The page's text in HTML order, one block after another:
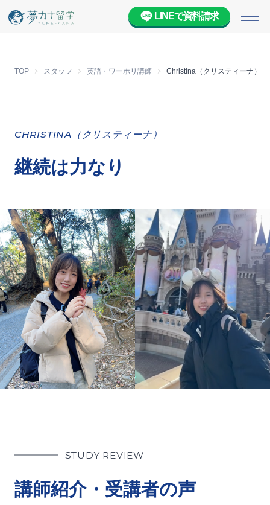
メ
LINEで資料請求
TOP スタッフ 英語・ワーホリ講師 Christina（クリスティーナ）
CHRISTINA（クリスティーナ）
継続は力なり
STUDY REVIEW
講師紹介・受講者の声